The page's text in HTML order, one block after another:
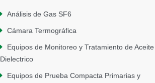
Análisis de Gas SF6
Cámara Termográfica
Equipos de Monitoreo y Tratamiento de Aceite
Dielectrico
Equipos de Prueba Compacta Primarias y